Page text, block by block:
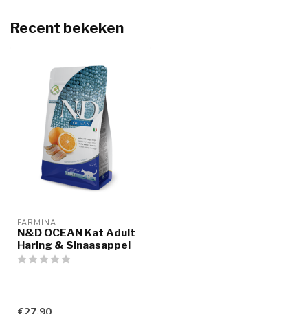
Recent bekeken
FARMINA
N&D OCEAN Kat Adult
Haring & Sinaasappel